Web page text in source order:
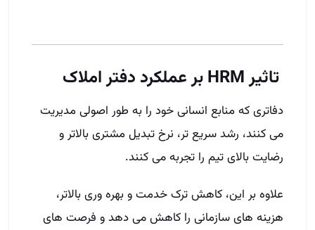
تاثیر HRM بر عملکرد دفتر املاک
دفاتری که منابع انسانی خود را به طور اصولی مدیریت
می‌ کنند، رشد سریع‌ تر، نرخ تبدیل مشتری بالاتر و
رضایت بالای تیم را تجربه می‌ کنند.
علاوه بر این، کاهش ترک خدمت و بهره‌ وری بالاتر،
هزینه‌ های سازمانی را کاهش می‌ دهد و فرصت‌ های